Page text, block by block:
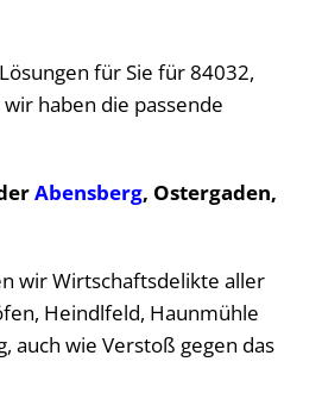
für Sie für 84032,
haben die passende
Abensberg, Ostergaden,
wir Wirtschaftsdelikte aller
Heindlfeld, Haunmühle
auch wie Verstoß gegen das